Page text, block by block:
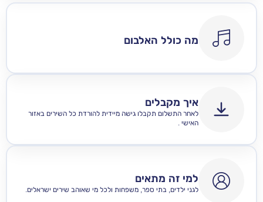
מה כולל האלבום
איך מקבלים
לאחר התשלום תקבלו גישה מיידית להורדת כל השירים באזור
למי זה מתאים
לגני ילדים, בתי ספר, משפחות ולכל מי שאוהב שירים ישראלים.